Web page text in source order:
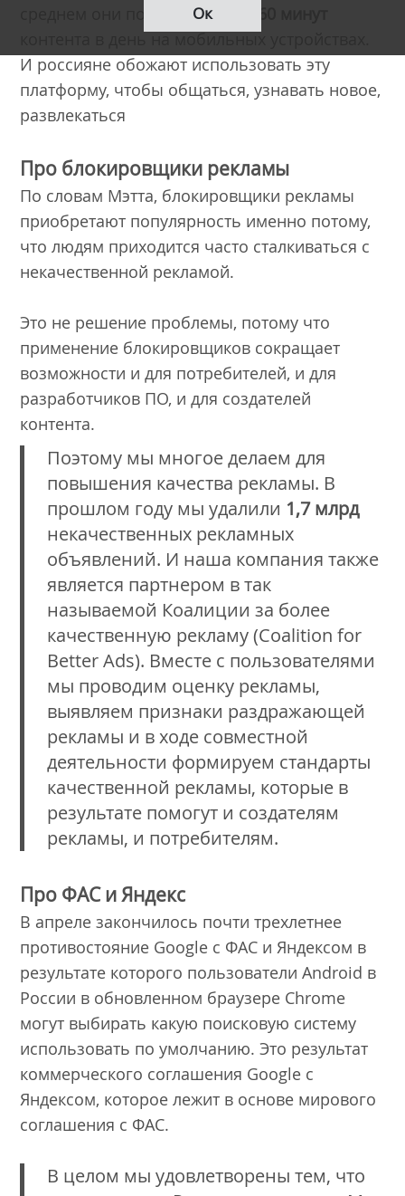
среднем они потребляют там
контента в день на мобильных устройствах.
И россияне обожают использовать эту
платформу, чтобы общаться, узнавать новое,
развлекаться
Про блокировщики рекламы
По словам Мэтта, блокировщики рекламы
приобретают популярность именно потому,
что людям приходится часто сталкиваться с
некачественной рекламой.
Это не решение проблемы, потому что
применение блокировщиков сокращает
возможности и для потребителей, и для
разработчиков ПО, и для создателей
контента.
Поэтому мы многое делаем для
повышения качества рекламы. В
прошлом году мы удалили 1,7 млрд
некачественных рекламных
объявлений. И наша компания также
является партнером в так
называемой Коалиции за более
качественную рекламу (Coalition for
Better Ads). Вместе с пользователями
мы проводим оценку рекламы,
выявляем признаки раздражающей
рекламы и в ходе совместной
деятельности формируем стандарты
качественной рекламы, которые в
результате помогут и создателям
рекламы, и потребителям.
Про ФАС и Яндекс
В апреле закончилось почти трехлетнее
противостояние Google с ФАС и Яндексом в
результате которого пользователи Android в
России в обновленном браузере Chrome
могут выбирать какую поисковую систему
использовать по умолчанию. Это результат
коммерческого соглашения Google с
Яндексом, которое лежит в основе мирового
соглашения с ФАС.
В целом мы удовлетворены тем, что
Ок